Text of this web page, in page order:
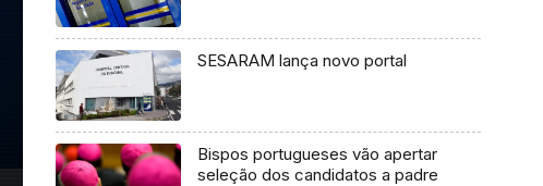
SESARAM lança novo portal
Bispos portugueses vão apertar
seleção dos candidatos a padre